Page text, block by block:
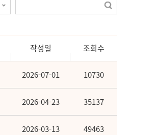
작성일 조회수
2026-07-01 10730
2026-04-23 35137
2026-03-13 49463